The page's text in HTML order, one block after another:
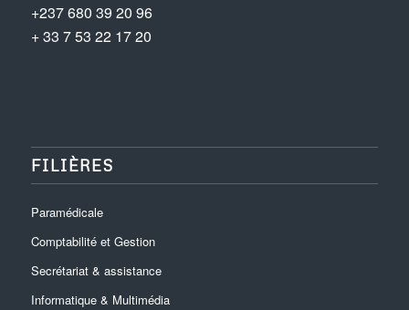
+237 680 39 20 96
+ 33 7 53 22 17 20
FILIÈRES
Paramédicale
Comptabilité et Gestion
Secrétariat & assistance
Informatique & Multimédia